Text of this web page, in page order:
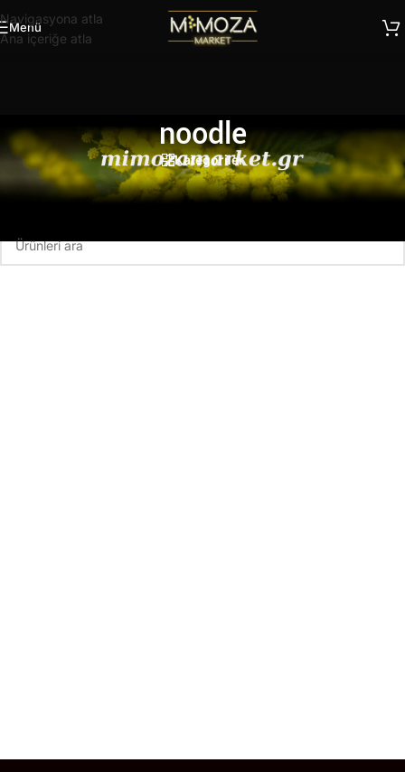
Navigasyona atla
Ana içeriğe atla
Menü
noodle
Kategoriler
Ana Sayfa
Ürünler “noodle” olarak etiketlendi